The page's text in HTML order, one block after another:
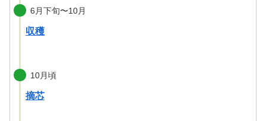
6月下旬〜10月
収穫
10月頃
摘芯